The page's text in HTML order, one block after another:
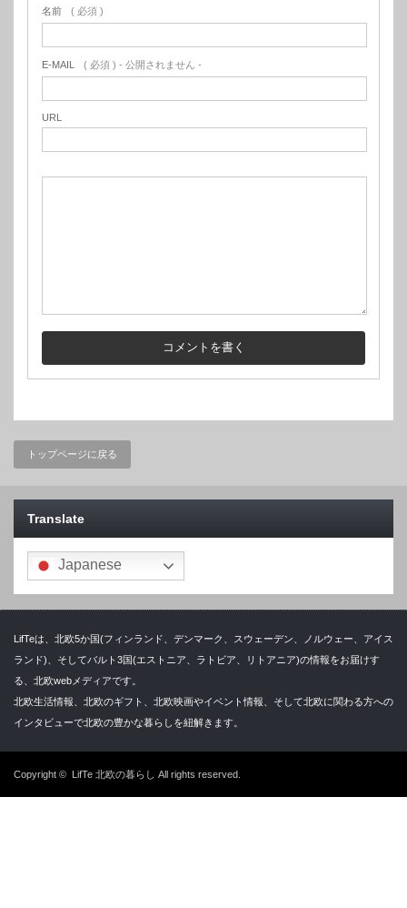
名前 ( 必須 )
E-MAIL ( 必須 ) - 公開されません -
URL
トップページに戻る
Translate
Japanese
LifTeは、北欧5か国(フィンランド、デンマーク、スウェーデン、ノルウェー、アイス
ランド)、そしてバルト3国(エストニア、ラトビア、リトアニア)の情報をお届けす
る、北欧webメディアです。
北欧生活情報、北欧のギフト、北欧映画やイベント情報、そして北欧に関わる方への
インタビューで北欧の豊かな暮らしを紐解きます。
Copyright © LifTe 北欧の暮らし All rights reserved.